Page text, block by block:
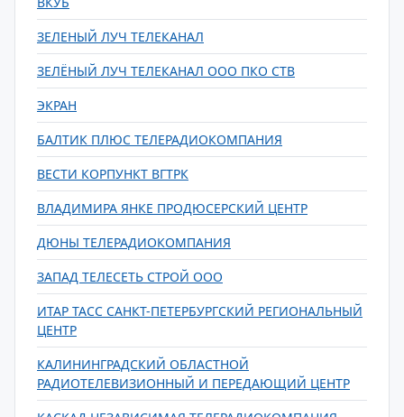
ЗЕЛЕНЫЙ ЛУЧ ТЕЛЕКАНАЛ
ЗЕЛЁНЫЙ ЛУЧ ТЕЛЕКАНАЛ ООО ПКО СТВ
ЭКРАН
БАЛТИК ПЛЮС ТЕЛЕРАДИОКОМПАНИЯ
ВЕСТИ КОРПУНКТ ВГТРК
ВЛАДИМИРА ЯНКЕ ПРОДЮСЕРСКИЙ ЦЕНТР
ДЮНЫ ТЕЛЕРАДИОКОМПАНИЯ
ЗАПАД ТЕЛЕСЕТЬ СТРОЙ ООО
ИТАР ТАСС САНКТ-ПЕТЕРБУРГСКИЙ РЕГИОНАЛЬНЫЙ
ЦЕНТР
КАЛИНИНГРАДСКИЙ ОБЛАСТНОЙ
РАДИОТЕЛЕВИЗИОННЫЙ И ПЕРЕДАЮЩИЙ ЦЕНТР